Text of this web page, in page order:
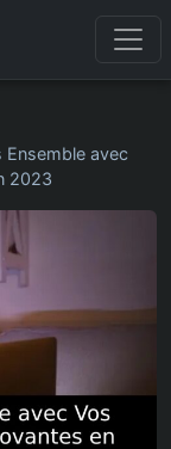
Ensemble avec
2023